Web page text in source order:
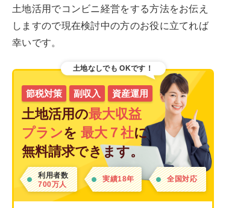
土地活用でコンビニ経営をする方法をお伝え
しますので現在検討中の方のお役に立てれば
幸いです。
節税対策 副収入 資産運用
土地活用の最大収益
プランを 最大７社に
無料請求できます。
利用者数
700万人
実績18年 全国対応
土地なしでも OKです！